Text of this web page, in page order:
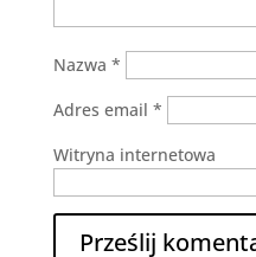
Nazwa *
Adres email *
Witryna internetowa